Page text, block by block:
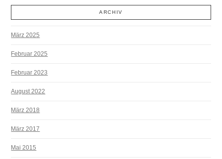
ARCHIV
März 2025
Februar 2025
Februar 2023
August 2022
März 2018
März 2017
Mai 2015